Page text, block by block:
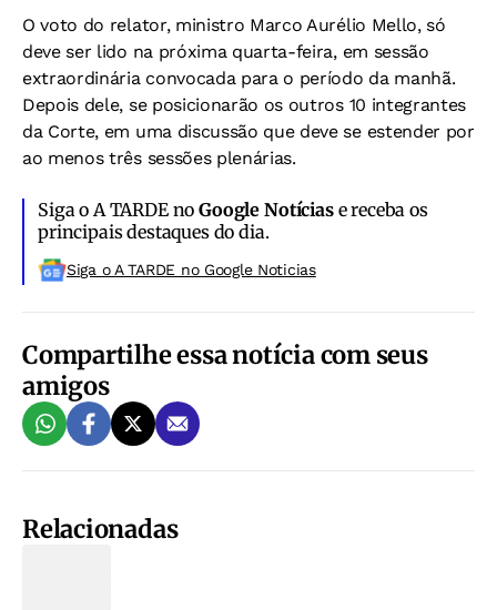
O voto do relator, ministro Marco Aurélio Mello, só
deve ser lido na próxima quarta-feira, em sessão
extraordinária convocada para o período da manhã.
Depois dele, se posicionarão os outros 10 integrantes
da Corte, em uma discussão que deve se estender por
ao menos três sessões plenárias.
Siga o A TARDE noGoogle Notíciase receba os
principais destaques do dia.
Siga o A TARDE no Google Noticias
Compartilhe essa notícia com seus
amigos
Relacionadas